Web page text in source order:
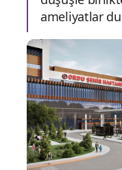
ameliyatlar